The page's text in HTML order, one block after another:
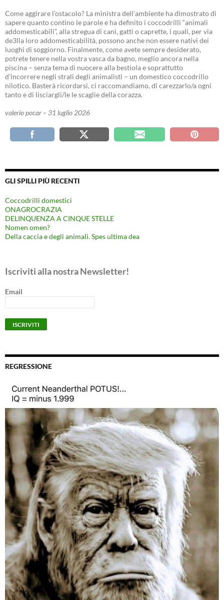
Come aggirare l’ostacolo? La ministra dell’ambiente ha dimostrato di
sapere quanto contino le parole e ha definito i coccodrilli “animali
addomesticabili”, alla stregua di cani, gatti o caprette, i quali, per via
de3lla loro addomesticabilità, possono anche non essere nativi dei
luoghi di soggiorno. Finalmente, come avete sempre desiderato,
potrete tenere nella vostra vasca da bagno, meglio ancora nella
piscina – senza tema di nuocere alla bestiola e soprattutto
d’incorrere negli strali degli animalisti – un domestico coccodrillo
nilotico. Basterà ricordarsi, ci raccomandiamo, di carezzarlo/a ogni
tanto e di lisciargli/le le scaglie della corazza.
valerio pocar – 31 luglio 2026
GLI SPILLI PIÙ RECENTI
Coccodrilli domestici
ONAGROCRAZIA
DELINQUENZA A CINQUE STELLE
Nomen omen?
Della caccia e degli animali. Spes ultima dea
Iscriviti alla nostra Newsletter!
Email
REGRESSIONE